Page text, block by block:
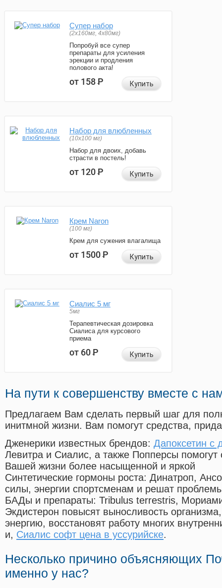
Супер набор
(2х160мг, 4х80мг)
Попробуй все супер
препараты для усиления
эрекции и продления
полового акта!
от 158Р Купить
Набор для влюбленных
(10х100 мг)
Набор для двоих, добавь
страсти в постель!
от 120Р Купить
Крем Naron
(100 мг)
Крем для сужения влагалища
от 1500Р Купить
Сиалис 5 мг
5мг
Терапевтическая дозировка
Сиалиса для курсового
приема
от 60Р Купить
На пути к совершенству вместе с
Предлагаем Вам сделать первый шаг для
инитмной жизни. Вам помогут средства,
Дженерики известных брендов: Дапоксетин с
Левитра и Сиалис, а также Попперсы помогут
Вашей жизни более насыщенной и яркой
Синтетические гормоны роста: Динатроп,
силы, энергии спортсменам и решат
БАДы и препараты: Tribulus terrestris,
Экдистерон повысят выносливость
энергию, восстановят работу многих
и, Сиалис софт цена в уссурийске.
Несколько причино объясняющих
именно у нас?